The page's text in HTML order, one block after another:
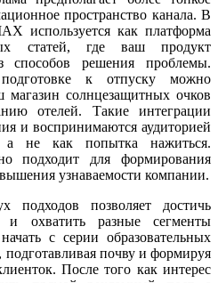
пространство канала. В
используется как платформа
статей, где ваш продукт
способов решения проблемы.
к отпуску можно
магазин солнцезащитных очков
отелей. Такие интеграции
и воспринимаются аудиторией
а не как попытка нажиться.
подходит для формирования
узнаваемости компании.
подходов позволяет достичь
и охватить разные сегменты
с серии образовательных
почву и формируя
После того как интерес